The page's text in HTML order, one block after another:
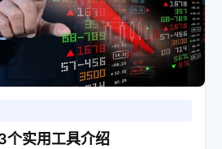
个实用工具介绍